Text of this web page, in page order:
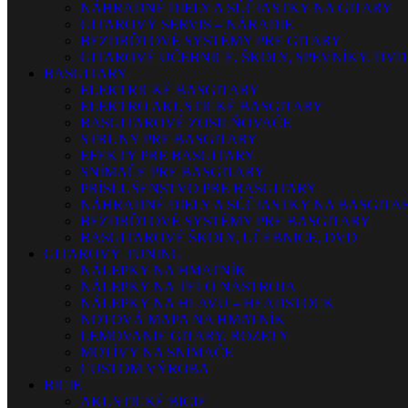
NÁHRADNÉ DIELY A SÚČIASTKY NA GITARY
GITAROVÝ SERVIS – NÁRADIE
BEZDRÔTOVÉ SYSTÉMY PRE GITARY
GITAROVÉ UČEBNICE, ŠKOLY, SPEVNÍKY, DVD
BASGITARY
ELEKTRICKÉ BASGITARY
ELEKTRO AKUSTICKÉ BASGITARY
BASGITAROVÉ ZOSILŇOVAČE
STRUNY PRE BASGITARY
EFEKTY PRE BASGITARY
SNÍMAČE PRE BASGITARY
PRÍSLUŠENSTVO PRE BASGITARY
NÁHRADNÉ DIELY A SÚČIASTKY NA
BEZDRÔTOVÉ SYSTÉMY PRE BASGITARY
BASGITAROVÉ ŠKOLY, UČEBNICE, DVD
GITAROVÝ TUNING
NÁLEPKY NA HMATNÍK
NÁLEPKY NA TELO NÁSTROJA
NÁLEPKY NA HLAVU – HEADSTOCK
NOTOVÁ MAPA NA HMATNÍK
LEMOVANIE GITARY, ROZETY
MOTÍVY NA SNÍMAČE
CUSTOM VÝROBA
BICIE
AKUSTICKÉ BICIE